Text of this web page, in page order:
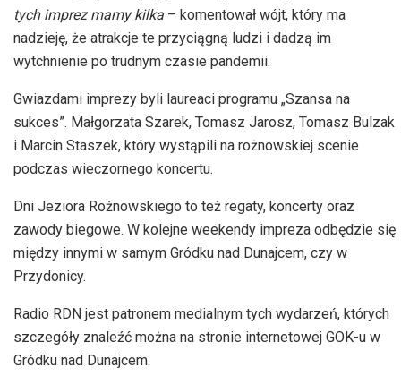
tych imprez mamy kilka – komentował wójt, który ma
nadzieję, że atrakcje te przyciągną ludzi i dadzą im
wytchnienie po trudnym czasie pandemii.
Gwiazdami imprezy byli laureaci programu „Szansa na
sukces”. Małgorzata Szarek, Tomasz Jarosz, Tomasz Bulzak
i Marcin Staszek, który wystąpili na rożnowskiej scenie
podczas wieczornego koncertu.
Dni Jeziora Rożnowskiego to też regaty, koncerty oraz
zawody biegowe. W kolejne weekendy impreza odbędzie się
między innymi w samym Gródku nad Dunajcem, czy w
Przydonicy.
Radio RDN jest patronem medialnym tych wydarzeń, których
szczegóły znaleźć można na stronie internetowej GOK-u w
Gródku nad Dunajcem.